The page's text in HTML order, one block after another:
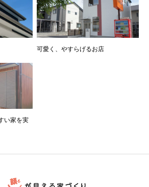
可愛く、やすらげるお店
い家を実